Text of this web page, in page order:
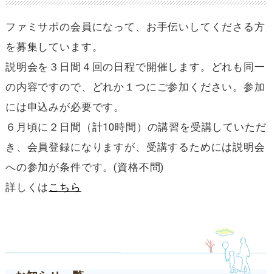
ク
で
す。
メ
イ
ン
コ
ン
テ
ン
ツ
へ
ジ
ャ
ン
ファミサポの会員になって、お手伝いしてくださる方
を募集しています。
説明会を３日間４回の日程で開催します。どれも同一
の内容ですので、どれか１つにご参加ください。参加
には申込みが必要です。
６月頃に２日間（計10時間）の講習を受講していただ
き、会員登録になりますが、受講するためには説明会
への参加が条件です。(資格不問)
詳しくは こちら